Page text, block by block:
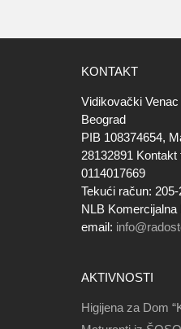
KONTAKT
Vidikovački Venac
Beograd
PIB 108374654,
28132891 Kontakt
0114017669
Tekući račun:
NLB Komercijalna
email:
AKTIVNOSTI
Higijena za Dom